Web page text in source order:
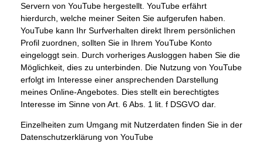
Servern von YouTube hergestellt. YouTube erfährt
hierdurch, welche meiner Seiten Sie aufgerufen haben.
YouTube kann Ihr Surfverhalten direkt Ihrem persönlichen
Profil zuordnen, sollten Sie in Ihrem YouTube Konto
eingeloggt sein. Durch vorheriges Ausloggen haben Sie die
Möglichkeit, dies zu unterbinden. Die Nutzung von YouTube
erfolgt im Interesse einer ansprechenden Darstellung
meines Online-Angebotes. Dies stellt ein berechtigtes
Interesse im Sinne von Art. 6 Abs. 1 lit. f DSGVO dar.
Einzelheiten zum Umgang mit Nutzerdaten finden Sie in der
Datenschutzerklärung von YouTube